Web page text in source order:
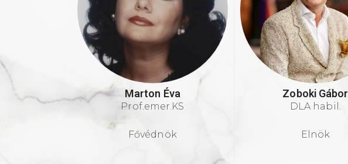
Marton Éva
Prof.emer.KS
Fővédnök
Zoboki Gábor
DLA habil.
Elnök